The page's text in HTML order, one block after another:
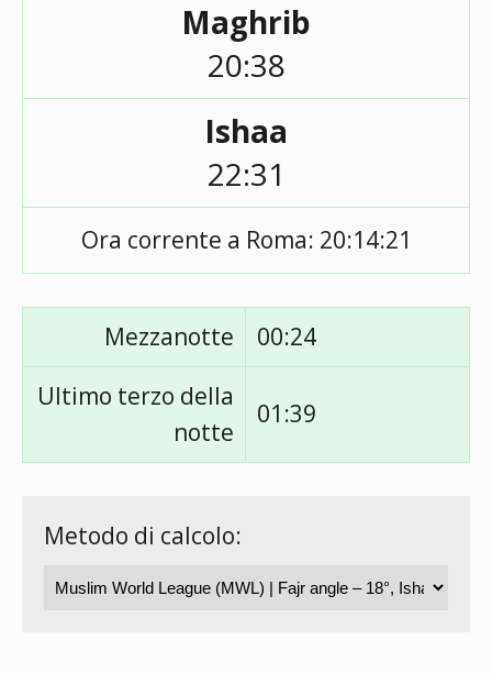
Maghrib
20:38
Ishaa
22:31
Ora corrente a Roma: 20:14:21
Mezzanotte
00:24
Ultimo terzo della
notte
01:39
Metodo di calcolo: